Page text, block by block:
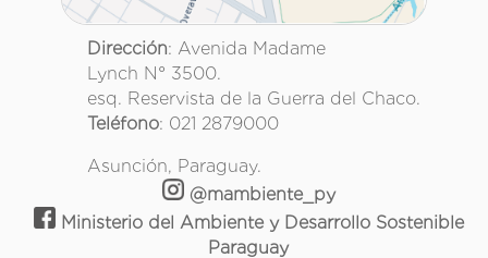
Dirección: Avenida Madame
Lynch N° 3500.
esq. Reservista de la Guerra del Chaco.
Teléfono: 021 2879000
Asunción, Paraguay.
@mambiente_py
Ministerio del Ambiente y Desarrollo Sostenible
Paraguay